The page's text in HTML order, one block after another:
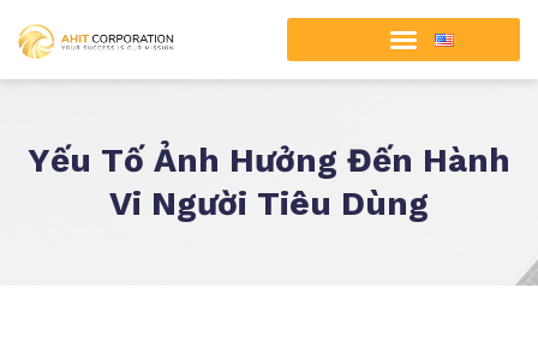
Yếu Tố Ảnh Hưởng Đến Hành
Vi Người Tiêu Dùng